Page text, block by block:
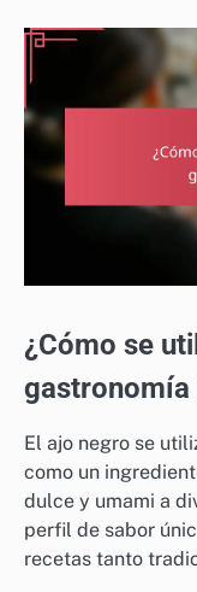
¿Cómo se
gastronomía
El ajo negro se
como un
dulce y umami a
perfil de sabor
recetas tanto